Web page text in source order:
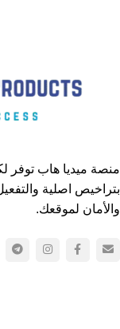
منصة ميديا هاب توفر
بتراخيص اصلية
والأمان لموقعك.